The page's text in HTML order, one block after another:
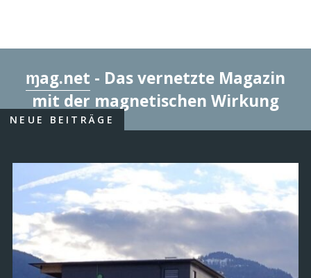
ɱag.net - Das vernetzte Magazin
mit der magnetischen Wirkung
NEUE BEITRÄGE